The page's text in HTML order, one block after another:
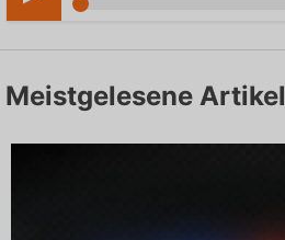
Meistgelesene Artikel